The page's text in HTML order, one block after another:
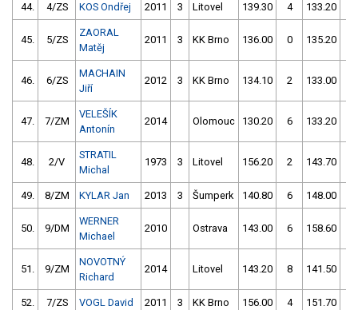
44. 4/ZS KOS Ondřej 2011 3 Litovel 139.30 4 133.20
45. 5/ZS
ZAORAL
Matěj
2011 3 KK Brno 136.00 0 135.20
46. 6/ZS
MACHAIN
Jiří
2012 3 KK Brno 134.10 2 133.00
47. 7/ZM
VELEŠÍK
Antonín
2014 Olomouc 130.20 6 133.20
48. 2/V
STRATIL
Michal
1973 3 Litovel 156.20 2 143.70
49. 8/ZM KYLAR Jan 2013 3 Šumperk 140.80 6 148.00
50. 9/DM
WERNER
Michael
2010 Ostrava 143.00 6 158.60
51. 9/ZM
NOVOTNÝ
Richard
2014 Litovel 143.20 8 141.50
52. 7/ZS VOGL David 2011 3 KK Brno 156.00 4 151.70